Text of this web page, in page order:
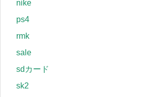
nike
ps4
rmk
sale
sdカード
sk2